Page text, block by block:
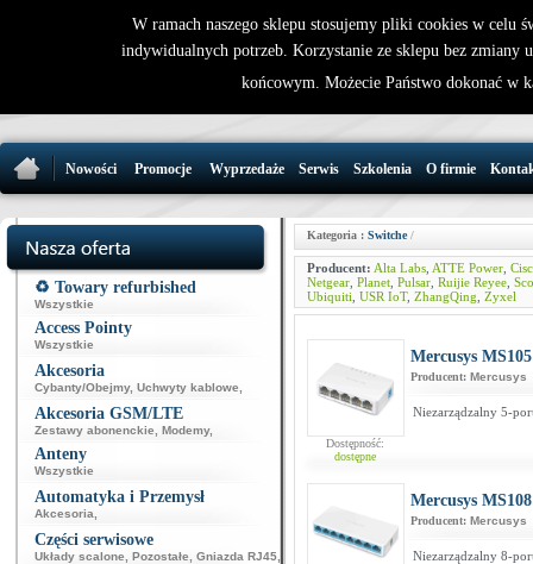
32 721 86
Nowości Promocje Wyprzedaże Serwis Szkolenia O firmie
♻️ Towary refurbished
Wszystkie
Access Pointy
Wszystkie
Akcesoria
Cybanty/Obejmy, Uchwyty kablowe
Akcesoria GSM/LTE
Zestawy abonenckie Modemy,
Anteny
Wszystkie
Automatyka i Przemysł
Akcesoria
Części serwisowe
Układy scalone Pozostałe Gniazda RJ45
Kategoria : Switche/
Producent: Alta Labs, ATTE Power,
Netgear, Planet, Pulsar, Ruijie Reyee,
Ubiquiti USR IoT, ZhangQing Zyxel
Dostępność:
dostępne
Mercusys MS105
Producent: Mercusys
Niezarządzalny 5-
Mercusys MS108
Producent: Mercusys
Niezarządzalny 8-
W ramach naszego sklepu stosujemy pliki cookies w celu
indywidualnych potrzeb. Korzystanie ze sklepu bez zmiany
końcowym. Możecie Państwo dokonać w